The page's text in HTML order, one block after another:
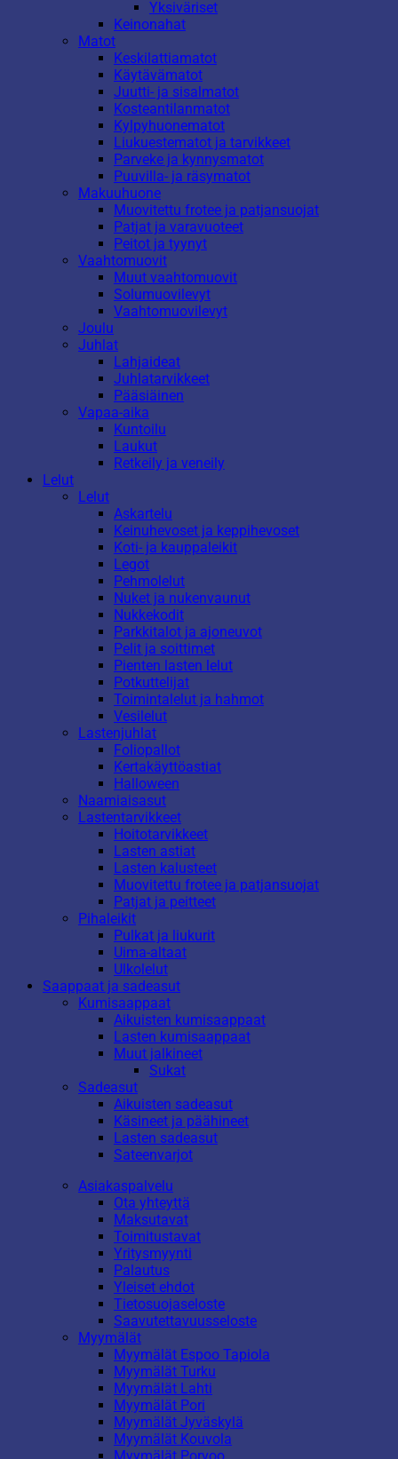
Yksiväriset
Keinonahat
Matot
Keskilattiamatot
Käytävämatot
Juutti- ja sisalmatot
Kosteantilanmatot
Kylpyhuonematot
Liukuestematot ja tarvikkeet
Parveke ja kynnysmatot
Puuvilla- ja räsymatot
Makuuhuone
Muovitettu frotee ja patjansuojat
Patjat ja varavuoteet
Peitot ja tyynyt
Vaahtomuovit
Muut vaahtomuovit
Solumuovilevyt
Vaahtomuovilevyt
Joulu
Juhlat
Lahjaideat
Juhlatarvikkeet
Pääsiäinen
Vapaa-aika
Kuntoilu
Laukut
Retkeily ja veneily
Lelut
Lelut
Askartelu
Keinuhevoset ja keppihevoset
Koti- ja kauppaleikit
Legot
Pehmolelut
Nuket ja nukenvaunut
Nukkekodit
Parkkitalot ja ajoneuvot
Pelit ja soittimet
Pienten lasten lelut
Potkuttelijat
Toimintalelut ja hahmot
Vesilelut
Lastenjuhlat
Foliopallot
Kertakäyttöastiat
Halloween
Naamiaisasut
Lastentarvikkeet
Hoitotarvikkeet
Lasten astiat
Lasten kalusteet
Muovitettu frotee ja patjansuojat
Patjat ja peitteet
Pihaleikit
Pulkat ja liukurit
Uima-altaat
Ulkolelut
Saappaat ja sadeasut
Kumisaappaat
Aikuisten kumisaappaat
Lasten kumisaappaat
Muut jalkineet
Sukat
Sadeasut
Aikuisten sadeasut
Käsineet ja päähineet
Lasten sadeasut
Sateenvarjot
Asiakaspalvelu
Ota yhteyttä
Maksutavat
Toimitustavat
Yritysmyynti
Palautus
Yleiset ehdot
Tietosuojaseloste
Saavutettavuusseloste
Myymälät
Myymälät Espoo Tapiola
Myymälät Turku
Myymälät Lahti
Myymälät Pori
Myymälät Jyväskylä
Myymälät Kouvola